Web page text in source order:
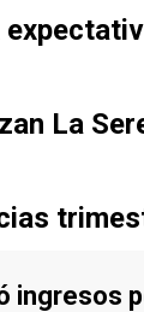
La
ingresos